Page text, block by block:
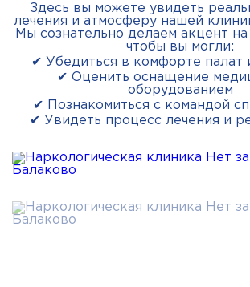
Здесь вы можете увидеть
лечения и атмосферу нашей
Мы сознательно делаем акцент на
чтобы вы могли:
✔ Убедиться в комфорте палат
✔ Оценить оснащение
оборудованием
✔ Познакомиться с командой
✔ Увидеть процесс лечения и